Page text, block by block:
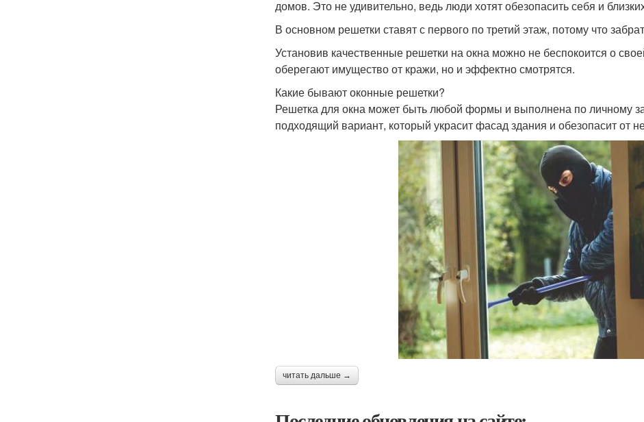
домов. Это не удивительно, ведь люди хотят обезопасить себя и
В основном решетки ставят с первого по третий этаж, потому что
Установив качественные решетки на окна можно не беспокоится о
оберегают имущество от кражи, но и эффектно смотрятся.
Какие бывают оконные решетки?
Решетка для окна может быть любой формы и выполнена по личному
подходящий вариант, который украсит фасад здания и обезопасит от
читать дальше →